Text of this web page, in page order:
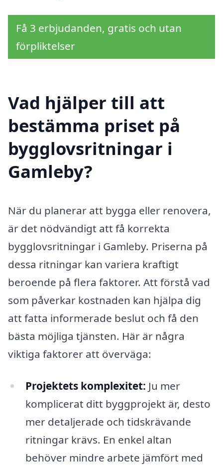
Få 3 erbjudanden, gratis och utan
förpliktelser
Vad hjälper till att
bestämma priset på
bygglovsritningar i
Gamleby?
När du planerar att bygga eller renovera,
är det nödvändigt att få korrekta
bygglovsritningar i Gamleby. Priserna på
dessa ritningar kan variera kraftigt
beroende på flera faktorer. Att förstå vad
som påverkar kostnaden kan hjälpa dig
att fatta informerade beslut och få den
bästa möjliga tjänsten. Här är några
viktiga faktorer att överväga:
Projektets komplexitet: Ju mer
komplicerat ditt byggprojekt är, desto
mer detaljerade och tidskrävande
ritningar krävs. En enkel altan
behöver mindre arbete jämfört med